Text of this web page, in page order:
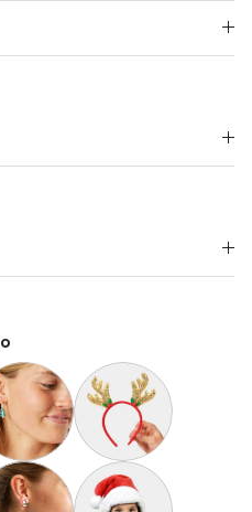
y Gordito para Adultos
Afelpadas Rojos Cenefas y
de Navidad Árbol de Navidad
Diadema Navideña de